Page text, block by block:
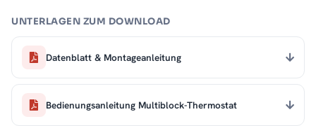
UNTERLAGEN ZUM DOWNLOAD
Datenblatt & Montageanleitung
Bedienungsanleitung Multiblock-Thermostat